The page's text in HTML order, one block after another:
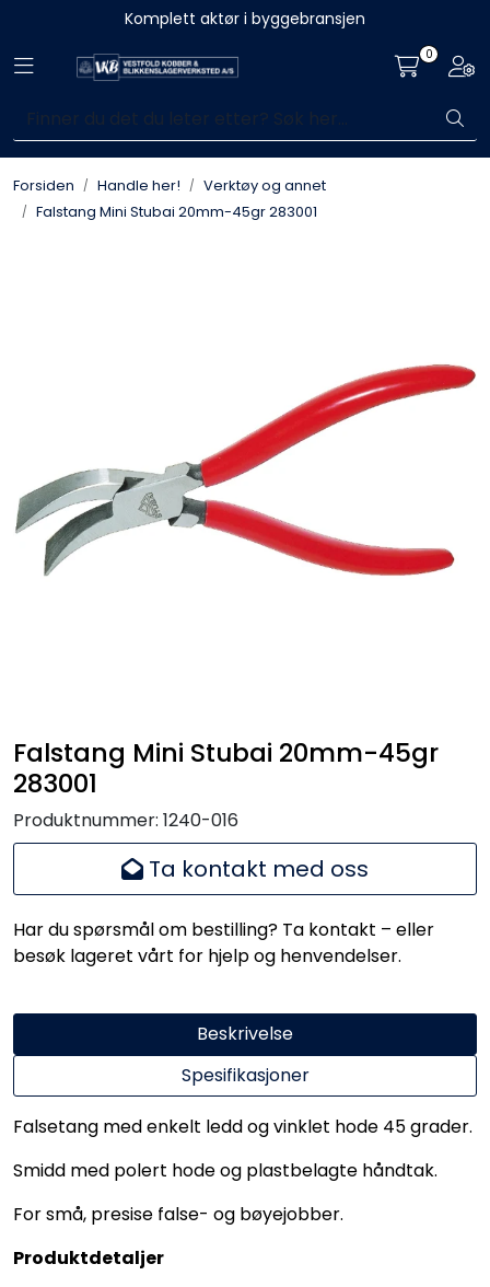
Skip to main contentKomplett aktør i byggebransjen
Toggle navigation 0
Forsiden Handle her!
Verktøy og annet
Falstang Mini Stubai 20mm-45gr 283001
Falstang Mini Stubai 20mm-45gr
283001
Produktnummer: 1240-016
Ta kontakt med oss
Har du spørsmål om bestilling? Ta kontakt – eller
besøk lageret vårt for hjelp og henvendelser.
Beskrivelse
Spesifikasjoner
Falsetang med enkelt ledd og vinklet hode 45 grader.
Smidd med polert hode og plastbelagte håndtak.
For små, presise false- og bøyejobber.
Produktdetaljer
Taktekking
Handle her!
Kunngjøringer!